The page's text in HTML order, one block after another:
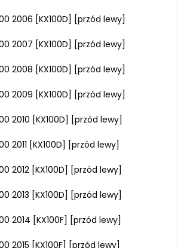
2006 [KX100D] [przód lewy]
2007 [KX100D] [przód lewy]
2008 [KX100D] [przód lewy]
2009 [KX100D] [przód lewy]
2010 [KX100D] [przód lewy]
2011 [KX100D] [przód lewy]
2012 [KX100D] [przód lewy]
2013 [KX100D] [przód lewy]
2014 [KX100F] [przód lewy]
2015 [KX100F] [przód lewy]